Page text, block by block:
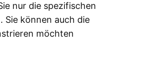
nur die spezifischen
Sie können auch die
möchten